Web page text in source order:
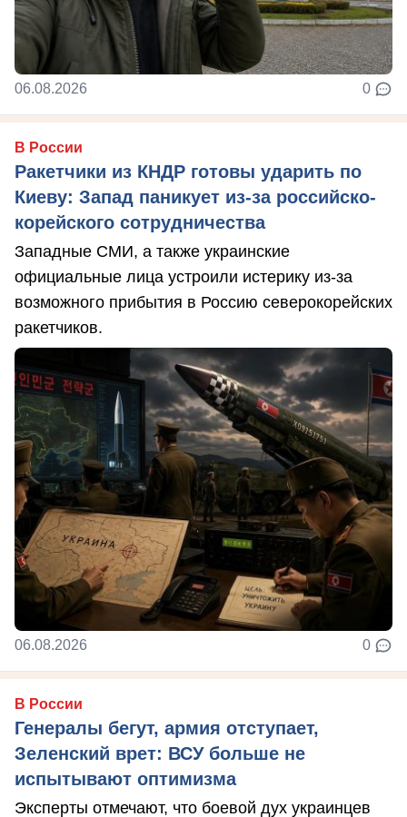
06.08.2026 0
В России
Ракетчики из КНДР готовы ударить по
Киеву: Запад паникует из-за российско-
корейского сотрудничества
Западные СМИ, а также украинские
официальные лица устроили истерику из-за
возможного прибытия в Россию северокорейских
ракетчиков.
06.08.2026 0
В России
Генералы бегут, армия отступает,
Зеленский врет: ВСУ больше не
испытывают оптимизма
Эксперты отмечают, что боевой дух украинцев